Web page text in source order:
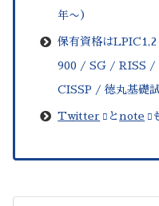
年〜）
保有資格は
900 / SG / RISS
CISSP / 徳丸基礎
Twitter とnote